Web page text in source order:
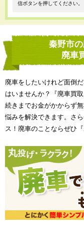
信ボタンを押してください。
秦野市
廃車
廃車をしたいけれど面倒
はいませんか？『廃車買
続きまでお金がかからず
悩みを解決できます。さ
ス！廃車のことならぜひ